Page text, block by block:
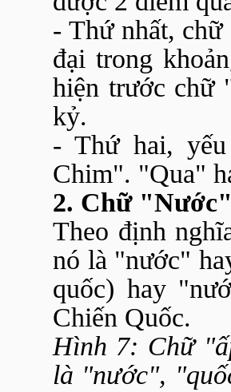
- Thứ nhất,
đại trong
hiện trước chữ
kỷ.
- Thứ hai,
Chim". "Qua"
2. Chữ
Theo định
nó là "nước"
quốc) hay
Chiến Quốc.
Hình 7: Chữ
là "nước",